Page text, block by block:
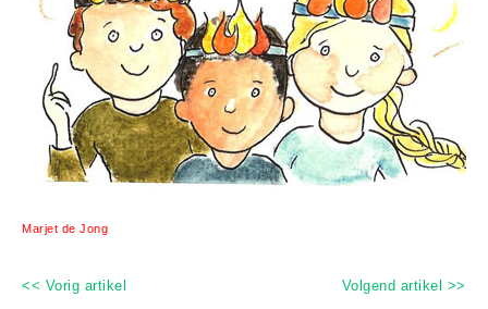
Marjet de Jong
<< Vorig artikel Volgend artikel >>